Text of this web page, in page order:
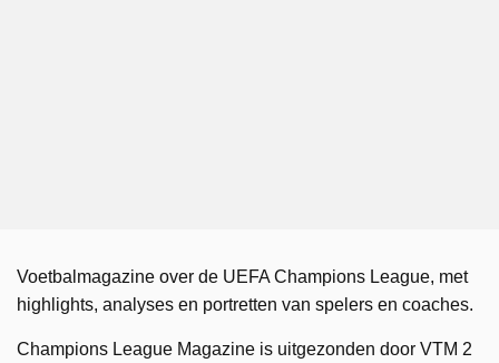
Voetbalmagazine over de UEFA Champions League, met
highlights, analyses en portretten van spelers en coaches.
Champions League Magazine is uitgezonden door VTM 2